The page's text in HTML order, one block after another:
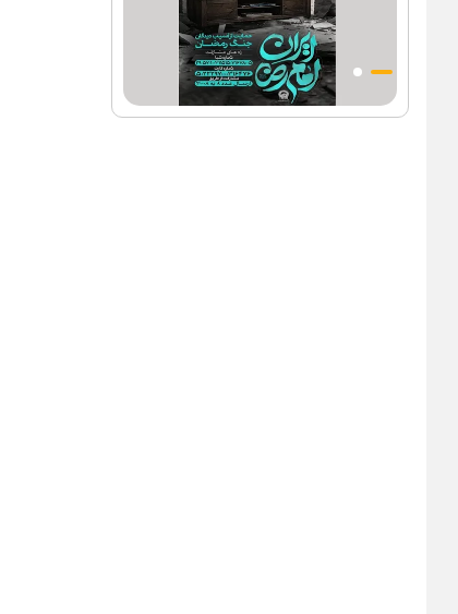
مشتمل کتاب منظرعام پر آگئی
شہید رہبر(رح) ایک قرآنی نابغہ اور قرآنی
احکامات پرعمل کرنے والی شخصیت تھے؛
استاد پناہی